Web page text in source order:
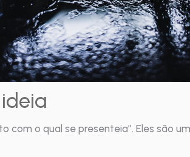
com o qual se presenteia”. Eles são